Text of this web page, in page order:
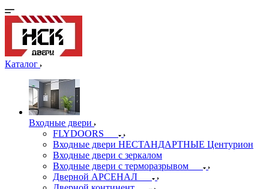
Каталог
Входные двери
FLYDOORS
Входные двери НЕСТАНДАРТНЫЕ Центурион
Входные двери с зеркалом
Входные двери с терморазрывом
Дверной АРСЕНАЛ